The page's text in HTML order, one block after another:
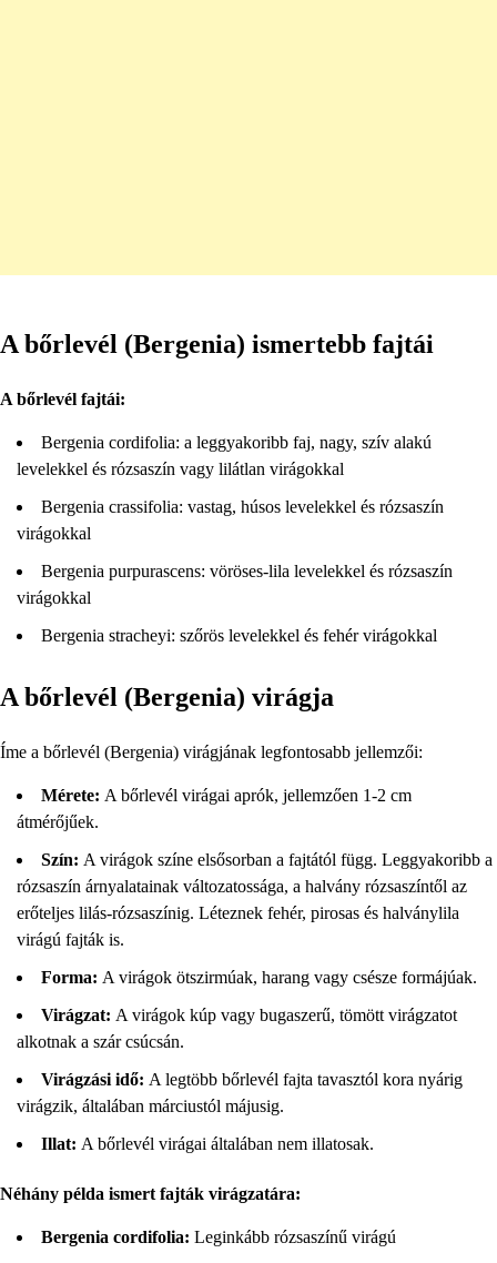
A bőrlevél (Bergenia) ismertebb fajtái
A bőrlevél fajtái:
Bergenia cordifolia: a leggyakoribb faj, nagy, szív alakú
levelekkel és rózsaszín vagy lilátlan virágokkal
Bergenia crassifolia: vastag, húsos levelekkel és rózsaszín
virágokkal
Bergenia purpurascens: vöröses-lila levelekkel és rózsaszín
virágokkal
Bergenia stracheyi: szőrös levelekkel és fehér virágokkal
A bőrlevél (Bergenia) virágja
Íme a bőrlevél (Bergenia) virágjának legfontosabb jellemzői:
Mérete: A bőrlevél virágai aprók, jellemzően 1-2 cm
átmérőjűek.
Szín: A virágok színe elsősorban a fajtától függ. Leggyakoribb a
rózsaszín árnyalatainak változatossága, a halvány rózsaszíntől az
erőteljes lilás-rózsaszínig. Léteznek fehér, pirosas és halványlila
virágú fajták is.
Forma: A virágok ötszirmúak, harang vagy csésze formájúak.
Virágzat: A virágok kúp vagy bugaszerű, tömött virágzatot
alkotnak a szár csúcsán.
Virágzási idő: A legtöbb bőrlevél fajta tavasztól kora nyárig
virágzik, általában márciustól májusig.
Illat: A bőrlevél virágai általában nem illatosak.
Néhány példa ismert fajták virágzatára:
Bergenia cordifolia: Leginkább rózsaszínű virágú